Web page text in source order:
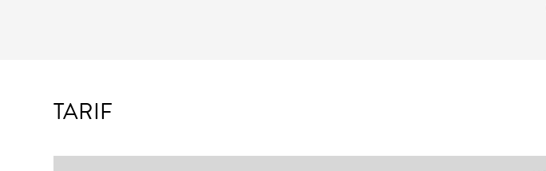
TARIF